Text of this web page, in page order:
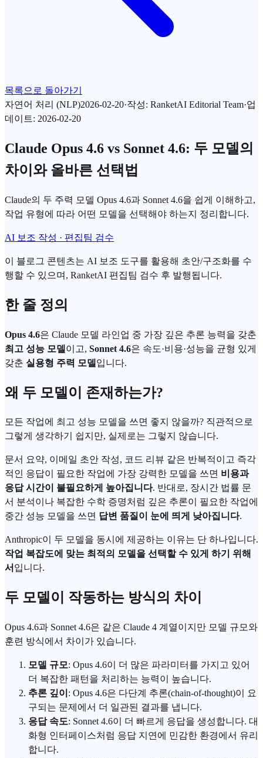
목록으로 돌아가기
자연어 처리 (NLP)2026-02-20·작성: RanketAI Editorial Team·업
데이트: 2026-02-20
Claude Opus 4.6 vs Sonnet 4.6: 두 모델의
차이와 올바른 선택법
Claude의 두 주력 모델 Opus 4.6과 Sonnet 4.6을 쉽게 이해하고,
작업 유형에 따라 어떤 모델을 선택해야 하는지 정리합니다.
AI 보조 작성 · 편집팀 검수
이 블로그 콘텐츠는 AI 보조 도구를 활용해 초안/구조화를 수
행할 수 있으며, RanketAI 편집팀 검수 후 발행됩니다.
한 줄 정의
Opus 4.6은 Claude 모델 라인업 중 가장 깊은 추론 능력을 갖춘
최고 성능 모델 이고, Sonnet 4.6은 속도·비용·성능을 균형 있게
갖춘 실용형 주력 모델 입니다.
왜 두 모델이 존재하는가?
모든 작업에 최고 성능 모델을 쓰면 좋지 않을까? 직관적으로
그렇게 생각하기 쉽지만, 실제로는 그렇지 않습니다.
문서 요약, 이메일 초안 작성, 코드 리뷰 같은 반복적이고 즉각
적인 응답이 필요한 작업에 가장 강력한 모델을 쓰면 비용과
응답 시간이 불필요하게 높아집니다. 반대로, 장시간 법률 문
서 분석이나 복잡한 수학 증명처럼 깊은 추론이 필요한 작업에
중간 성능 모델을 쓰면 답변 품질이 눈에 띄게 낮아집니다.
Anthropic이 두 모델을 동시에 제공하는 이유는 단 하나입니다.
작업 복잡도에 맞는 최적의 모델을 선택할 수 있게 하기 위해
서 입니다.
두 모델이 작동하는 방식의 차이
Opus 4.6과 Sonnet 4.6은 같은 Claude 4 계열이지만 모델 규모와
훈련 방식에서 차이가 있습니다.
모델 규모: Opus 4.6이 더 많은 파라미터를 가지고 있어
더 복잡한 패턴을 처리하는 능력이 높습니다.
추론 깊이 : Opus 4.6은 다단계 추론(chain-of-thought)이 요
구되는 문제에서 더 일관된 결과를 냅니다.
응답 속도: Sonnet 4.6이 더 빠르게 응답을 생성합니다. 대
화형 인터페이스처럼 응답 지연에 민감한 환경에서 유리
합니다.